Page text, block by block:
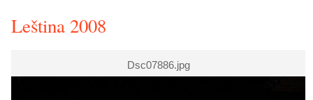
Leština 2008
Dsc07886.jpg